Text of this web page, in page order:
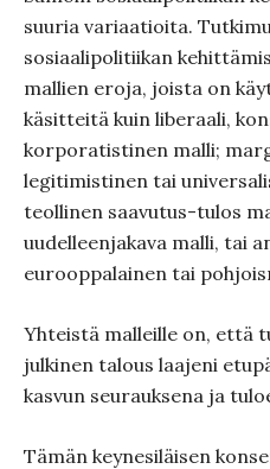
suuria variaatioita.
sosiaalipolitiikan
mallien eroja, joista on
käsitteitä kuin liberaali,
korporatistinen malli;
legitimistinen tai
teollinen saavutus-tulos
uudelleenjakava malli, tai
eurooppalainen tai
Yhteistä malleille on, että
julkinen talous laajeni
kasvun seurauksena ja
Tämän keynesiläisen